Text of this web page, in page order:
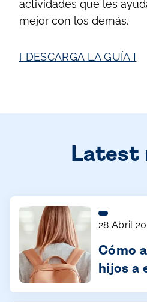
actividades que les
mejor con los demás.
[ DESCARGA LA GUÍA ]
Latest
28 Abril
Cómo
hijos a